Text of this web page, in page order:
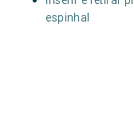
espinhal